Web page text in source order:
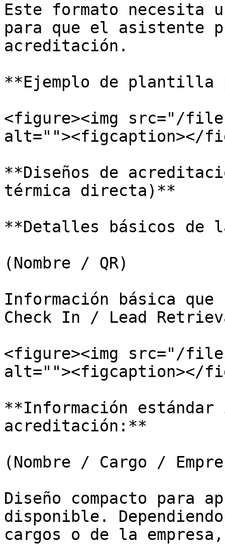
Este formato necesita
para que el asistente
acreditación.
**Ejemplo de
<figure><img src="/files/
alt=""><figcaption></
**Diseños de
térmica directa)**
**Detalles básicos de
(Nombre / QR)
Información básica
Check In / Lead
<figure><img src="/files/
alt=""><figcaption></
**Información estándar
acreditación:**
(Nombre / Cargo /
Diseño compacto para
disponible.
cargos o de la